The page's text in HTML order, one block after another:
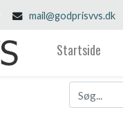
mail@godprisvvs.dk
Startside